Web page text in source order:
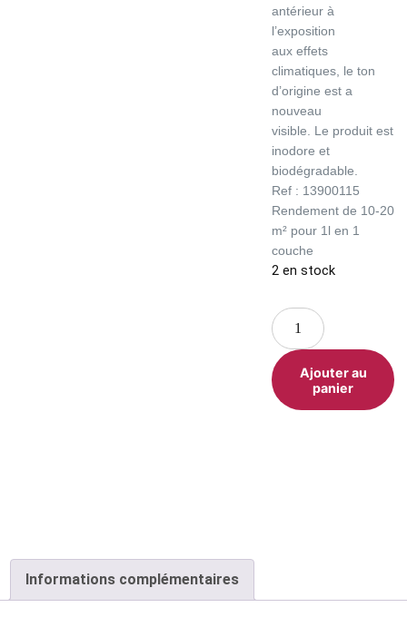
antérieur à
l’exposition
aux effets
climatiques, le ton
d’origine est a
nouveau
visible. Le produit est
inodore et
biodégradable.
Ref : 13900115
Rendement de 10-20
m² pour 1l en 1
couche
2 en stock
Ajouter au
panier
Informations complémentaires